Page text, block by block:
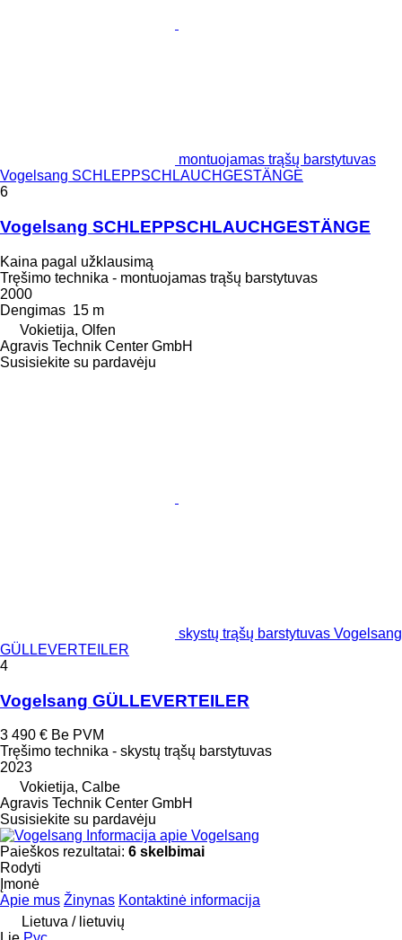
montuojamas trąšų barstytuvas
Vogelsang SCHLEPPSCHLAUCHGESTÄNGE
6
Vogelsang SCHLEPPSCHLAUCHGESTÄNGE
Kaina pagal užklausimą
Tręšimo technika - montuojamas trąšų barstytuvas
2000
Dengimas 15 m
Vokietija, Olfen
Agravis Technik Center GmbH
Susisiekite su pardavėju
skystų trąšų barstytuvas Vogelsang
GÜLLEVERTEILER
4
Vogelsang GÜLLEVERTEILER
3 490 € Be PVM
Tręšimo technika - skystų trąšų barstytuvas
2023
Vokietija, Calbe
Agravis Technik Center GmbH
Susisiekite su pardavėju
Informacija apie Vogelsang
Paieškos rezultatai: 6 skelbimai
Rodyti
Įmonė
Apie mus Žinynas Kontaktinė informacija
Lietuva / lietuvių